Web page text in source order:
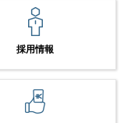
採用情報